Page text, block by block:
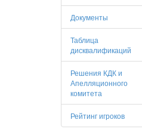
Документы
Таблица
дисквалификаций
Решения КДК и
Апелляционного
комитета
Рейтинг игроков